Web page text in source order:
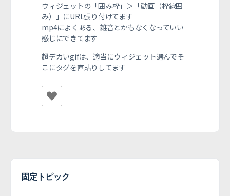
ウィジェットの「囲み枠」＞「動画（枠線囲
み）」にURL張り付けてます
mp4によくある、雑音とかもなくなっていい
感じにできてます
超デカいgifは、適当にウィジェット選んでそ
こにタグを直貼りしてます
固定トピック